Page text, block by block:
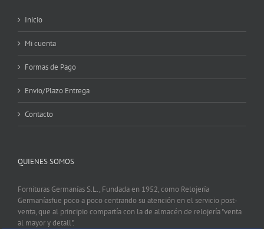
Inicio
Mi cuenta
Formas de Pago
Envio/Plazo Entrega
Contacto
QUIENES SOMOS
Fornituras Germanías S.L., Fundada en 1952, como Relojería
Germaníasfue poco a poco centrando su atención en el servicio post-
venta, que al principio compartía con la de almacén de relojería "venta
al mayor y detall".